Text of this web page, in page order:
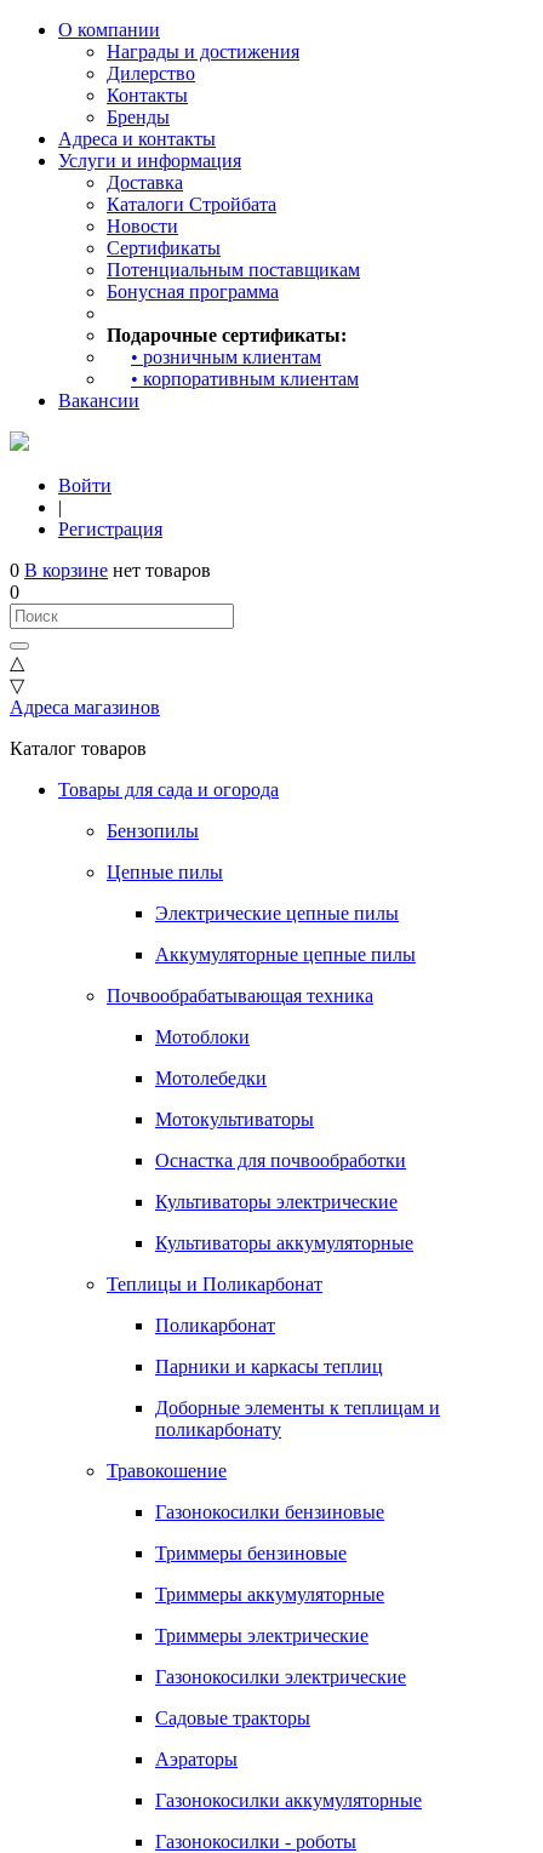
О компании
Награды и достижения
Дилерство
Контакты
Бренды
Адреса и контакты
Услуги и информация
Доставка
Каталоги Стройбата
Новости
Сертификаты
Потенциальным поставщикам
Бонусная программа
Подарочные сертификаты:
• розничным клиентам
• корпоративным клиентам
Вакансии
Войти
|
Регистрация
0 В корзине нет товаров
0
△
▽
Адреса магазинов
Каталог товаров
Товары для сада и огорода
Бензопилы
Цепные пилы
Электрические цепные пилы
Аккумуляторные цепные пилы
Почвообрабатывающая техника
Мотоблоки
Мотолебедки
Мотокультиваторы
Оснастка для почвообработки
Культиваторы электрические
Культиваторы аккумуляторные
Теплицы и Поликарбонат
Поликарбонат
Парники и каркасы теплиц
Доборные элементы к теплицам и
поликарбонату
Травокошение
Газонокосилки бензиновые
Триммеры бензиновые
Триммеры аккумуляторные
Триммеры электрические
Газонокосилки электрические
Садовые тракторы
Аэраторы
Газонокосилки аккумуляторные
Газонокосилки - роботы